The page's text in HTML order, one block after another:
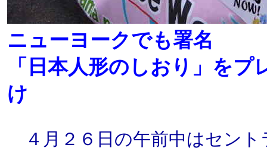
ニューヨークでも署名
「日本人形のしおり」を
け
４月２６日の午前中はセント